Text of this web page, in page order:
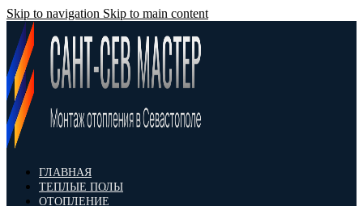
Skip to navigation Skip to main content
ГЛАВНАЯ
ТЕПЛЫЕ ПОЛЫ
ОТОПЛЕНИЕ